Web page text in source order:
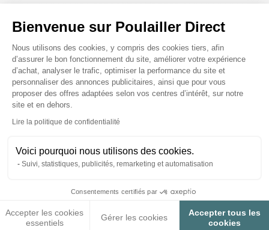
Bienvenue sur Poulailler Direct
Plateforme de Gestion du
Nous utilisons des cookies, y compris des cookies tiers, afin
d’assurer le bon fonctionnement du site, améliorer votre expérience
d’achat, analyser le trafic, optimiser la performance du site et
personnaliser des annonces publicitaires, ainsi que pour vous
proposer des offres adaptées selon vos centres d’intérêt, sur notre
site et en dehors.
Lire la politique de confidentialité
Voici pourquoi nous utilisons des cookies.
Suivi, statistiques, publicités, remarketing et automatisation
Consentements certifiés par
Accepter les cookies
essentiels
Gérer les cookies
Accepter tous les
cookies
Axeptio consent
Ces produits peuvent vous
intéresser